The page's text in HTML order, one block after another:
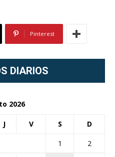
Pinterest
DIARIOS
2026
J V S D
1
2